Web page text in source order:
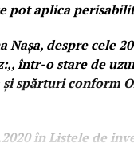
pot aplica
Nașa, despre cele
într-o stare de
și spărturi conform
în Listele de